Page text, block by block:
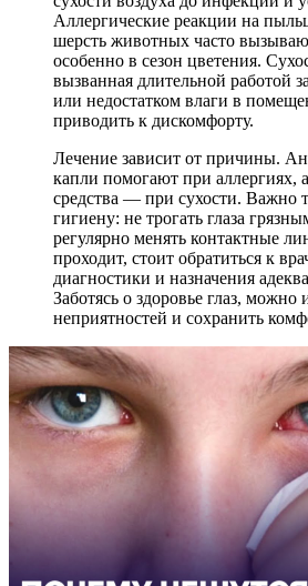
Аллергические реакции на
шерсть животных часто
особенно в сезон цветения.
вызванная длительной работой
или недостатком влаги в
приводить к дискомфорту.
Лечение зависит от причины.
капли помогают при аллергиях,
средства — при сухости. Важно
гигиену: не трогать глаза
регулярно менять контактные
проходит, стоит обратиться к
диагностики и назначения
Заботясь о здоровье глаз, можно
неприятностей и сохранить